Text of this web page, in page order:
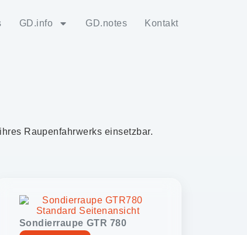
GD.info GD.notes Kontakt
Raupenfahrwerks einsetzbar.
Sondierraupe GTR 780